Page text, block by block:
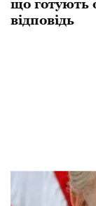
що готують
відповідь